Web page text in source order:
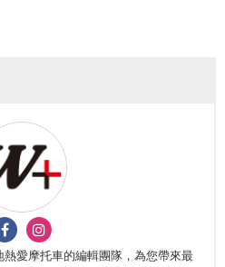
愛摩托車的編輯團隊，為您帶來最